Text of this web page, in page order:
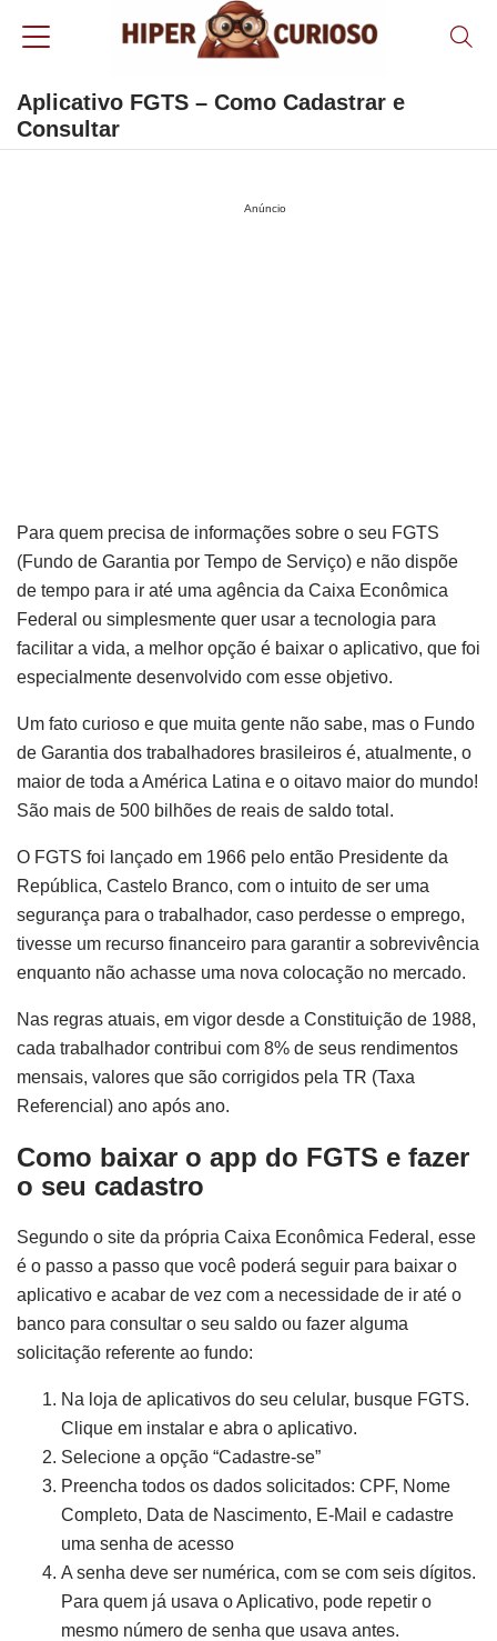
Aplicativo FGTS – Como Cadastrar e
Consultar
Anúncio
Para quem precisa de informações sobre o seu FGTS
(Fundo de Garantia por Tempo de Serviço) e não dispõe
de tempo para ir até uma agência da Caixa Econômica
Federal ou simplesmente quer usar a tecnologia para
facilitar a vida, a melhor opção é baixar o aplicativo, que foi
especialmente desenvolvido com esse objetivo.
Um fato curioso e que muita gente não sabe, mas o Fundo
de Garantia dos trabalhadores brasileiros é, atualmente, o
maior de toda a América Latina e o oitavo maior do mundo!
São mais de 500 bilhões de reais de saldo total.
O FGTS foi lançado em 1966 pelo então Presidente da
República, Castelo Branco, com o intuito de ser uma
segurança para o trabalhador, caso perdesse o emprego,
tivesse um recurso financeiro para garantir a sobrevivência
enquanto não achasse uma nova colocação no mercado.
Nas regras atuais, em vigor desde a Constituição de 1988,
cada trabalhador contribui com 8% de seus rendimentos
mensais, valores que são corrigidos pela TR (Taxa
Referencial) ano após ano.
Como baixar o app do FGTS e fazer
o seu cadastro
Segundo o site da própria Caixa Econômica Federal, esse
é o passo a passo que você poderá seguir para baixar o
aplicativo e acabar de vez com a necessidade de ir até o
banco para consultar o seu saldo ou fazer alguma
solicitação referente ao fundo:
Na loja de aplicativos do seu celular, busque FGTS.
Clique em instalar e abra o aplicativo.
Selecione a opção “Cadastre-se”
Preencha todos os dados solicitados: CPF, Nome
Completo, Data de Nascimento, E-Mail e cadastre
uma senha de acesso
A senha deve ser numérica, com se com seis dígitos.
Para quem já usava o Aplicativo, pode repetir o
mesmo número de senha que usava antes.